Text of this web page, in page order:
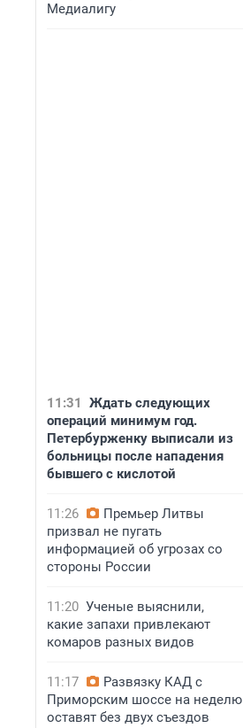
Медиалигу
11:31
Ждать следующих
операций минимум год.
Петербурженку выписали из
больницы после нападения
бывшего с кислотой
11:26
Премьер Литвы
призвал не пугать
информацией об угрозах со
стороны России
11:20 Ученые выяснили,
какие запахи привлекают
комаров разных видов
11:17
Развязку КАД с
Приморским шоссе на неделю
оставят без двух съездов